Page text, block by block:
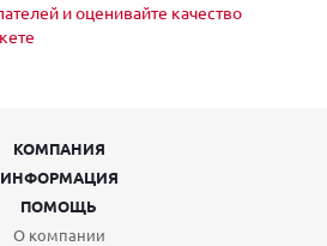
КОМПАНИЯ
ИНФОРМАЦИЯ
ПОМОЩЬ
О компании